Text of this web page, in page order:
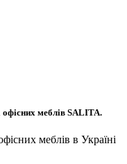
офісних меблів SALITA.
меблів в Україні